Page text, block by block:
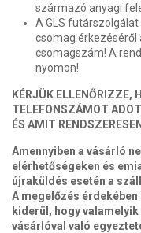
származó anyagi
A GLS
csomag
csomagszám! A
nyomon!
KÉRJÜK ELLENŐRIZZE,
TELEFONSZÁMOT
ÉS AMIT
Amennyiben a vásárló
elérhetőségeken és
újraküldés esetén a
A megelőzés
kiderül, hogy
vásárlóval való